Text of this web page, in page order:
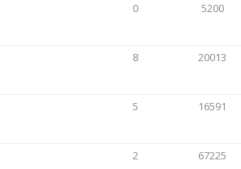
0 5200
8 20013
5 16591
2 67225